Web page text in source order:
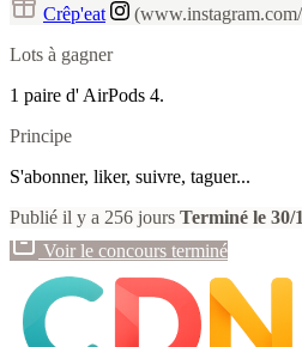
Crêp'eat
Lots à gagner
1 paire d' AirPods 4.
Principe
S'abonner, liker, suivre, taguer...
Publié il y a 256 jours Terminé le 30/
Voir le concours terminé